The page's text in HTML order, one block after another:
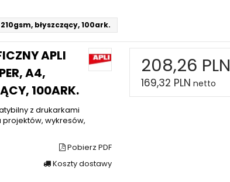
błyszczący, 100ark.
APLI
A4,
100ARK.
z drukarkami
wykresów,
Pobierz PDF
Koszty dostawy
208,26 PLN
169,32 PLN netto